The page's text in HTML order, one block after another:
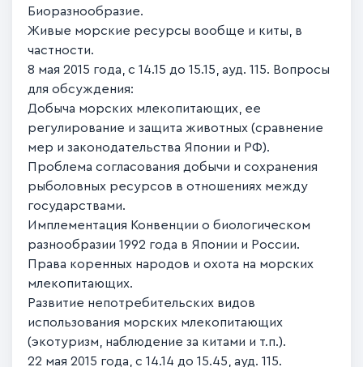
Биоразнообразие.
Живые морские ресурсы вообще и киты, в
частности.
8 мая 2015 года, с 14.15 до 15.15, ауд. 115. Вопросы
для обсуждения:
Добыча морских млекопитающих, ее
регулирование и защита животных (сравнение
мер и законодательства Японии и РФ).
Проблема согласования добычи и сохранения
рыболовных ресурсов в отношениях между
государствами.
Имплементация Конвенции о биологическом
разнообразии 1992 года в Японии и России.
Права коренных народов и охота на морских
млекопитающих.
Развитие непотребительских видов
использования морских млекопитающих
(экотуризм, наблюдение за китами и т.п.).
22 мая 2015 года, с 14.14 до 15.45, ауд. 115.